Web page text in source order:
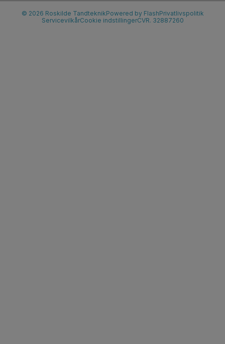
© 2026 Roskilde TandteknikPowered by FlashPrivatlivspolitik
ServicevilkårCookie indstillingerCVR. 32887260